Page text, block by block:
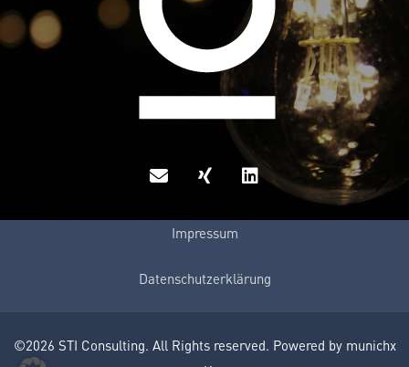
Impressum
Datenschutzerklärung
©2026 STI Consulting. All Rights reserved. Powered by munichx